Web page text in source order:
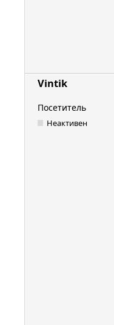
Vintik
Посетитель
Неактивен